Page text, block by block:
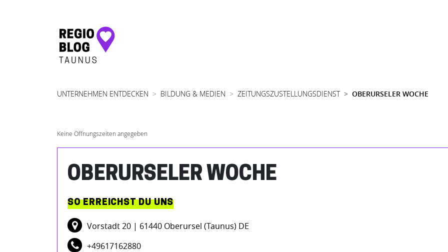
Hauptnavigation
UNTERNEHMEN ENTDECKEN BILDUNG & MEDIEN ZEITUNGSZUSTELLUNGSDIENST OBERURSELER WOCHE
Keine Öffnungszeiten angegeben
OBERURSELER WOCHE
SO ERREICHST DU UNS
Vorstadt 20 | 61440 Oberursel (Taunus) DE
+49617162880